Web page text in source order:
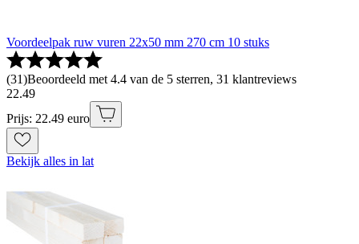
Voordeelpak ruw vuren 22x50 mm 270 cm 10 stuks
(31)Beoordeeld met 4.4 van de 5 sterren, 31 klantreviews
22.49
Prijs: 22.49 euro
Bekijk alles in lat